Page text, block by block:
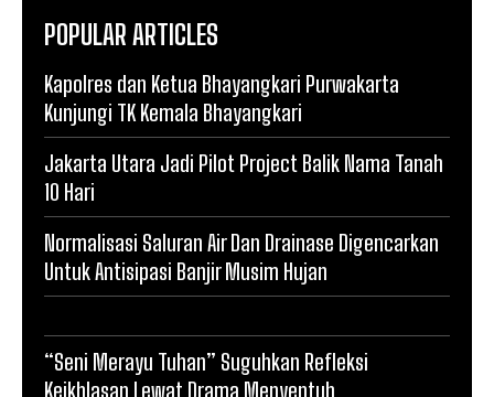
POPULAR ARTICLES
Kapolres dan Ketua Bhayangkari Purwakarta
Kunjungi TK Kemala Bhayangkari
Jakarta Utara Jadi Pilot Project Balik Nama Tanah
10 Hari
Normalisasi Saluran Air Dan Drainase Digencarkan
Untuk Antisipasi Banjir Musim Hujan
“Seni Merayu Tuhan” Suguhkan Refleksi
Keikhlasan Lewat Drama Menyentuh